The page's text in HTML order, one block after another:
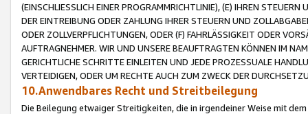
(EINSCHLIESSLICH EINER PROGRAMMRICHTLINIE), (E) IHREN
DER EINTREIBUNG ODER ZAHLUNG IHRER STEUERN UND
ODER ZOLLVERPFLICHTUNGEN, ODER (F) FAHRLÄSSIGKEIT ODER
AUFTRAGNEHMER. WIR UND UNSERE BEAUFTRAGTEN KÖNNEN IM
GERICHTLICHE SCHRITTE EINLEITEN UND JEDE PROZESSUALE
VERTEIDIGEN, ODER UM RECHTE AUCH ZUM ZWECK DER
10.Anwendbares Recht und Streitbeilegung
Die Beilegung etwaiger Streitigkeiten, die in irgendeiner Weise mit